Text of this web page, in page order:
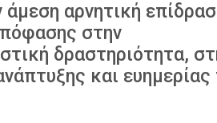
άμεση αρνητική
στην
δραστηριότητα,
και ευημερίας